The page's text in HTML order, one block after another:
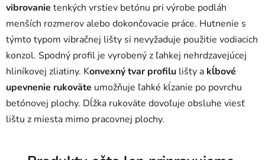
vibrovanie tenkých vrstiev betónu pri výrobe podláh
menších rozmerov alebo dokončovacie práce. Hutnenie s
týmto typom vibračnej lišty si nevyžaduje použitie vodiacich
konzol. Spodný profil je vyrobený z ľahkej nehrdzavejúcej
hliníkovej zliatiny. Konvexný tvar profilu lišty a kĺbové
upevnenie rukoväte umožňuje ľahké kĺzanie po povrchu
betónovej plochy. Dĺžka rukoväte dovoľuje obsluhe viesť
lištu z miesta mimo pracovnej plochy.